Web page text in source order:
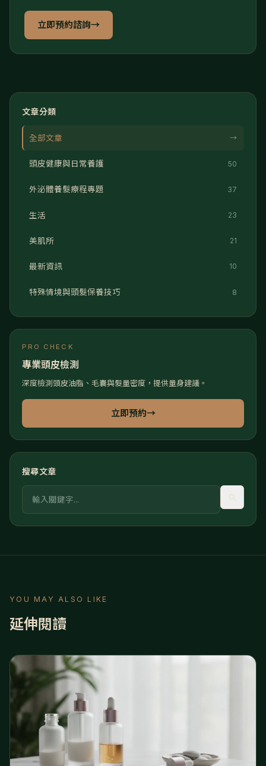
立即預約諮詢→
文章分類
全部文章 →
頭皮健康與日常養護 50
外泌體養髮療程專題 37
生活 23
美肌所 21
最新資訊 10
特殊情境與頭髮保養技巧 8
PRO CHECK
專業頭皮檢測
深度檢測頭皮油脂、毛囊與髮量密度，提供量身建議。
立即預約→
搜尋文章
關鍵字
YOU MAY ALSO LIKE
延伸閱讀